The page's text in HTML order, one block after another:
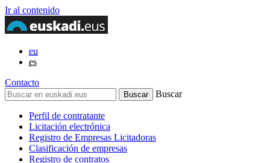
Ir al contenido
eu
es
Contacto
Buscar
Perfil de contratante
Licitación electrónica
Registro de Empresas Licitadoras
Clasificación de empresas
Registro de contratos